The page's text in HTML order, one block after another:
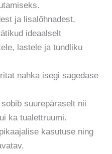
ja lisalõhnadest,
ideaalselt
lastele ja tundliku
nahka isegi sagedase
suurepäraselt nii
ka tualettruumi.
kasutuse ning